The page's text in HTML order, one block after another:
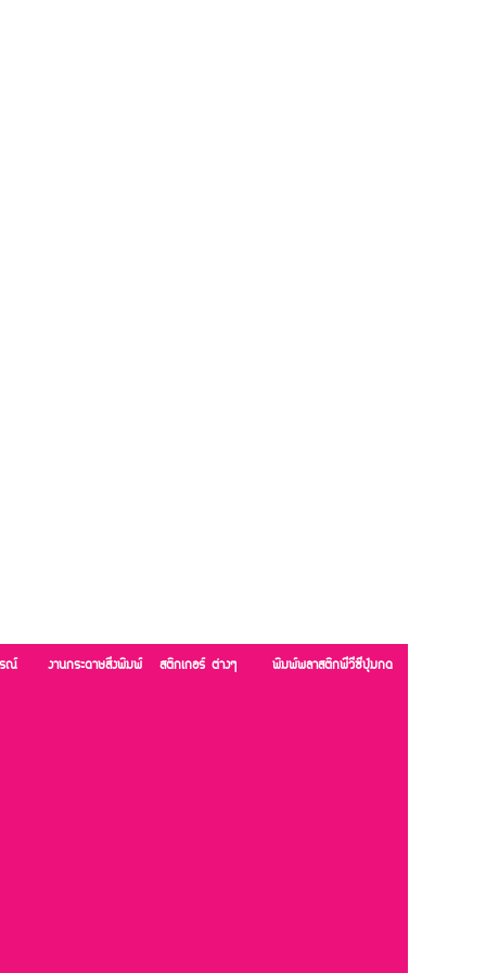
ณ์ งานกระดาษสิ่งพิมพ์ สติกเกอร์ ต่างๆ พิมพ์พลาสติกพีวีซีปุ่มกด